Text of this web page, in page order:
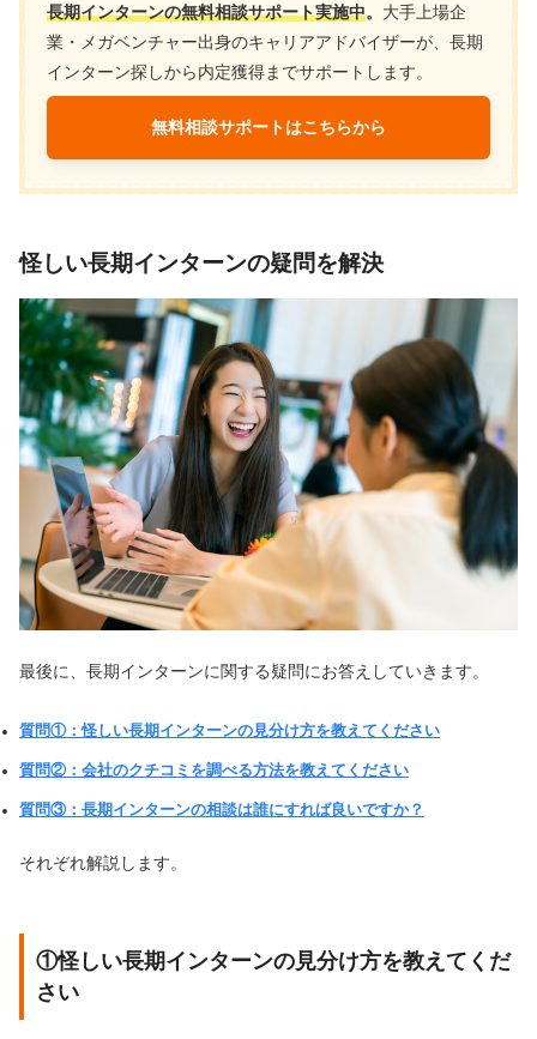
長期インターンの無料相談サポート実施中。 大手上場企
業・メガベンチャー出身のキャリアアドバイザーが、長期
インターン探しから内定獲得までサポートします。
無料相談サポートはこちらから
怪しい長期インターンの疑問を解決
最後に、長期インターンに関する疑問にお答えしていきます。
質問①：怪しい長期インターンの見分け方を教えてください
質問②：会社のクチコミを調べる方法を教えてください
質問③：長期インターンの相談は誰にすれば良いですか？
それぞれ解説します。
①怪しい長期インターンの見分け方を教えてくだ
さい